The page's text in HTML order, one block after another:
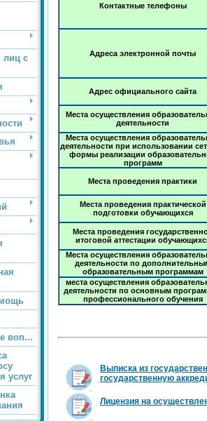
лиц с
воп...
услуг
Контактные телефоны
Адреса электронной почты
Адрес официального сайта
Места осуществления
деятельности
Места осуществления
деятельности при использовании
формы реализации
программ
Места проведения практики
Места проведения практической
подготовки обучающихся
Места проведения
итоговой аттестации
Места осуществления
деятельности по
образовательным программам
места осуществления
деятельности по основным
профессионального обучения
Выписка из
государственную
Лицензия на